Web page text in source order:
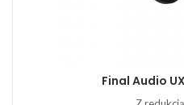
Final Audio